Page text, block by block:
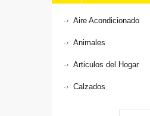
Aire Acondicionado
Animales
Articulos del Hogar
Calzados